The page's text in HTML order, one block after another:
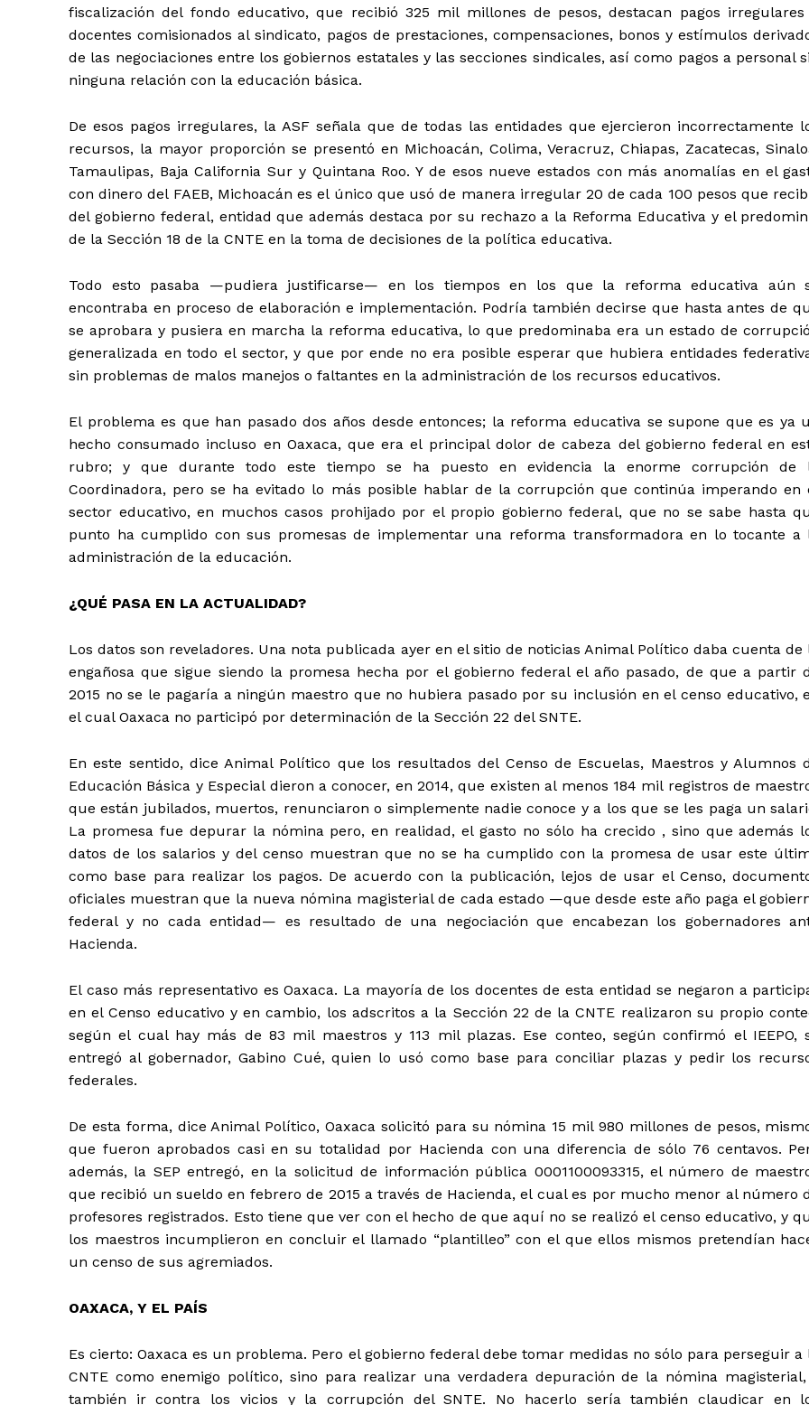
fiscalización del fondo educativo, que recibió 325 mil millones de pesos, destacan pagos irregulares
docentes comisionados al sindicato, pagos de prestaciones, compensaciones, bonos y estímulos
de las negociaciones entre los gobiernos estatales y las secciones sindicales, así como pagos a personal
ninguna relación con la educación básica.
De esos pagos irregulares, la ASF señala que de todas las entidades que ejercieron incorrectamente
recursos, la mayor proporción se presentó en Michoacán, Colima, Veracruz, Chiapas, Zacatecas,
Tamaulipas, Baja California Sur y Quintana Roo. Y de esos nueve estados con más anomalías en el
con dinero del FAEB, Michoacán es el único que usó de manera irregular 20 de cada 100 pesos que
del gobierno federal, entidad que además destaca por su rechazo a la Reforma Educativa y el
de la Sección 18 de la CNTE en la toma de decisiones de la política educativa.
Todo esto pasaba —pudiera justificarse— en los tiempos en los que la reforma educativa aún
encontraba en proceso de elaboración e implementación. Podría también decirse que hasta antes de
se aprobara y pusiera en marcha la reforma educativa, lo que predominaba era un estado de
generalizada en todo el sector, y que por ende no era posible esperar que hubiera entidades
sin problemas de malos manejos o faltantes en la administración de los recursos educativos.
El problema es que han pasado dos años desde entonces; la reforma educativa se supone que es ya
hecho consumado incluso en Oaxaca, que era el principal dolor de cabeza del gobierno federal en
rubro; y que durante todo este tiempo se ha puesto en evidencia la enorme corrupción de
Coordinadora, pero se ha evitado lo más posible hablar de la corrupción que continúa imperando en
sector educativo, en muchos casos prohijado por el propio gobierno federal, que no se sabe hasta
punto ha cumplido con sus promesas de implementar una reforma transformadora en lo tocante a
administración de la educación.
¿QUÉ PASA EN LA ACTUALIDAD?
Los datos son reveladores. Una nota publicada ayer en el sitio de noticias Animal Político daba cuenta de
engañosa que sigue siendo la promesa hecha por el gobierno federal el año pasado, de que a partir
2015 no se le pagaría a ningún maestro que no hubiera pasado por su inclusión en el censo educativo,
el cual Oaxaca no participó por determinación de la Sección 22 del SNTE.
En este sentido, dice Animal Político que los resultados del Censo de Escuelas, Maestros y Alumnos
Educación Básica y Especial dieron a conocer, en 2014, que existen al menos 184 mil registros de
que están jubilados, muertos, renunciaron o simplemente nadie conoce y a los que se les paga un
La promesa fue depurar la nómina pero, en realidad, el gasto no sólo ha crecido , sino que además
datos de los salarios y del censo muestran que no se ha cumplido con la promesa de usar este
como base para realizar los pagos. De acuerdo con la publicación, lejos de usar el Censo,
oficiales muestran que la nueva nómina magisterial de cada estado —que desde este año paga el
federal y no cada entidad— es resultado de una negociación que encabezan los gobernadores
Hacienda.
El caso más representativo es Oaxaca. La mayoría de los docentes de esta entidad se negaron a
en el Censo educativo y en cambio, los adscritos a la Sección 22 de la CNTE realizaron su propio
según el cual hay más de 83 mil maestros y 113 mil plazas. Ese conteo, según confirmó el IEEPO,
entregó al gobernador, Gabino Cué, quien lo usó como base para conciliar plazas y pedir los
federales.
De esta forma, dice Animal Político, Oaxaca solicitó para su nómina 15 mil 980 millones de pesos,
que fueron aprobados casi en su totalidad por Hacienda con una diferencia de sólo 76 centavos.
además, la SEP entregó, en la solicitud de información pública 0001100093315, el número de
que recibió un sueldo en febrero de 2015 a través de Hacienda, el cual es por mucho menor al número
profesores registrados. Esto tiene que ver con el hecho de que aquí no se realizó el censo educativo, y
los maestros incumplieron en concluir el llamado “plantilleo” con el que ellos mismos pretendían
un censo de sus agremiados.
OAXACA, Y EL PAÍS
Es cierto: Oaxaca es un problema. Pero el gobierno federal debe tomar medidas no sólo para perseguir a
CNTE como enemigo político, sino para realizar una verdadera depuración de la nómina
también ir contra los vicios y la corrupción del SNTE. No hacerlo sería también claudicar en